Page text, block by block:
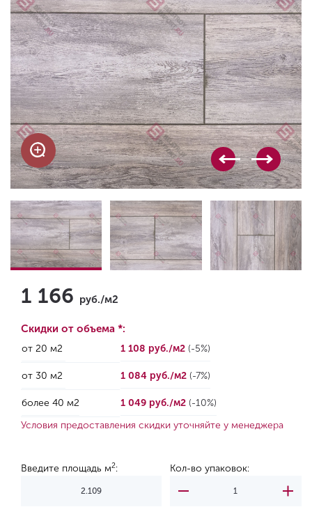
1 166 руб./м2
Скидки от объема *:
от 20 м2 1 108 руб./м2 (-5%)
от 30 м2 1 084 руб./м2 (-7%)
более 40 м2 1 049 руб./м2 (-10%)
Условия предоставления скидки уточняйте у менеджера
Введите площадь м2: Кол-во упаковок: